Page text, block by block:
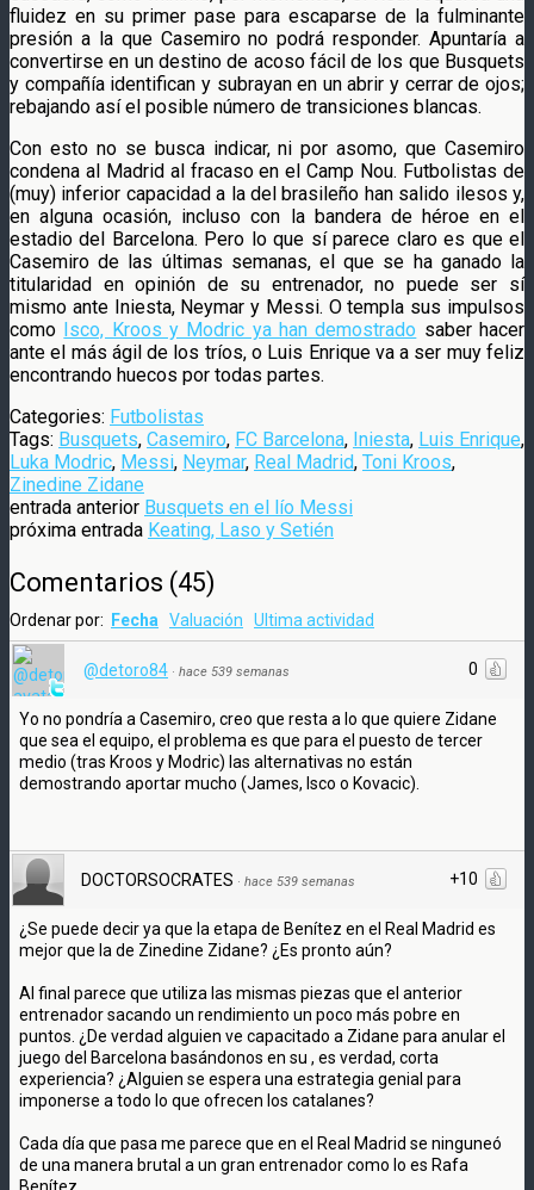
fluidez en su primer pase para escaparse de la fulminante
presión a la que Casemiro no podrá responder. Apuntaría a
convertirse en un destino de acoso fácil de los que Busquets
y compañía identifican y subrayan en un abrir y cerrar de ojos;
rebajando así el posible número de transiciones blancas.
Con esto no se busca indicar, ni por asomo, que Casemiro
condena al Madrid al fracaso en el Camp Nou. Futbolistas de
(muy) inferior capacidad a la del brasileño han salido ilesos y,
en alguna ocasión, incluso con la bandera de héroe en el
estadio del Barcelona. Pero lo que sí parece claro es que el
Casemiro de las últimas semanas, el que se ha ganado la
titularidad en opinión de su entrenador, no puede ser sí
mismo ante Iniesta, Neymar y Messi. O templa sus impulsos
como Isco, Kroos y Modric ya han demostrado saber hacer
ante el más ágil de los tríos, o Luis Enrique va a ser muy feliz
encontrando huecos por todas partes.
Categories: Futbolistas
Tags: Busquets, Casemiro, FC Barcelona, Iniesta, Luis Enrique,
Luka Modric, Messi, Neymar, Real Madrid, Toni Kroos,
Zinedine Zidane
entrada anterior Busquets en el lío Messi
próxima entrada Keating, Laso y Setién
Comentarios (45)
Ordenar por: Fecha Valuación Ultima actividad
0
@detoro84 · hace 539 semanas
Yo no pondría a Casemiro, creo que resta a lo que quiere Zidane
que sea el equipo, el problema es que para el puesto de tercer
medio (tras Kroos y Modric) las alternativas no están
demostrando aportar mucho (James, Isco o Kovacic).
+10
DOCTORSOCRATES · hace 539 semanas
¿Se puede decir ya que la etapa de Benítez en el Real Madrid es
mejor que la de Zinedine Zidane? ¿Es pronto aún?
Al final parece que utiliza las mismas piezas que el anterior
entrenador sacando un rendimiento un poco más pobre en
puntos. ¿De verdad alguien ve capacitado a Zidane para anular el
juego del Barcelona basándonos en su , es verdad, corta
experiencia? ¿Alguien se espera una estrategia genial para
imponerse a todo lo que ofrecen los catalanes?
Cada día que pasa me parece que en el Real Madrid se ninguneó
de una manera brutal a un gran entrenador como lo es Rafa